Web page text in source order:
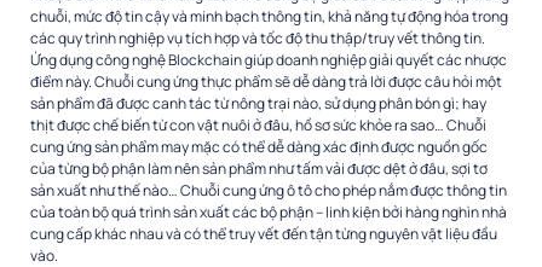
chuỗi, mức độ tin cậy và minh bạch thông tin, khả năng tự động hóa trong
các quy trình nghiệp vụ tích hợp và tốc độ thu thập/truy vết thông tin.
Ứng dụng công nghệ Blockchain giúp doanh nghiệp giải quyết các nhược
điểm này. Chuỗi cung ứng thực phẩm sẽ dễ dàng trả lời được câu hỏi một
sản phẩm đã được canh tác từ nông trại nào, sử dụng phân bón gì; hay
thịt được chế biến từ con vật nuôi ở đâu, hồ sơ sức khỏe ra sao… Chuỗi
cung ứng sản phẩm may mặc có thể dễ dàng xác định được nguồn gốc
của từng bộ phận làm nên sản phẩm như tấm vải được dệt ở đâu, sợi tơ
sản xuất như thế nào… Chuỗi cung ứng ô tô cho phép nắm được thông tin
của toàn bộ quá trình sản xuất các bộ phận – linh kiện bởi hàng nghìn nhà
cung cấp khác nhau và có thể truy vết đến tận từng nguyên vật liệu đầu
vào.